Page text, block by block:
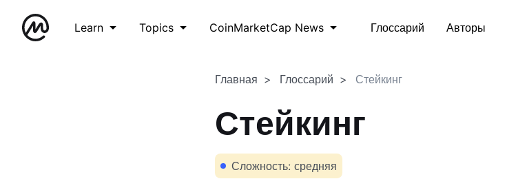
Learn Topics CoinMarketCap News Глоссарий Авторы
Главная Глоссарий Стейкинг
Стейкинг
Сложность: средняя